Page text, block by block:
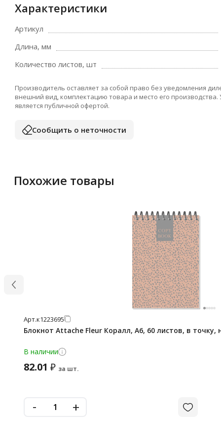
Характеристики
Артикул
Длина, мм
Количество листов, шт
Производитель оставляет за собой право без уведомления
внешний вид, комплектацию товара и место его
является публичной офертой.
Сообщить о неточности
Похожие товары
Арт.к1223695
Блокнот Attache Fleur Коралл, А6, 60 листов, в точку,
В наличии
82.01 ₽ за шт.
- +